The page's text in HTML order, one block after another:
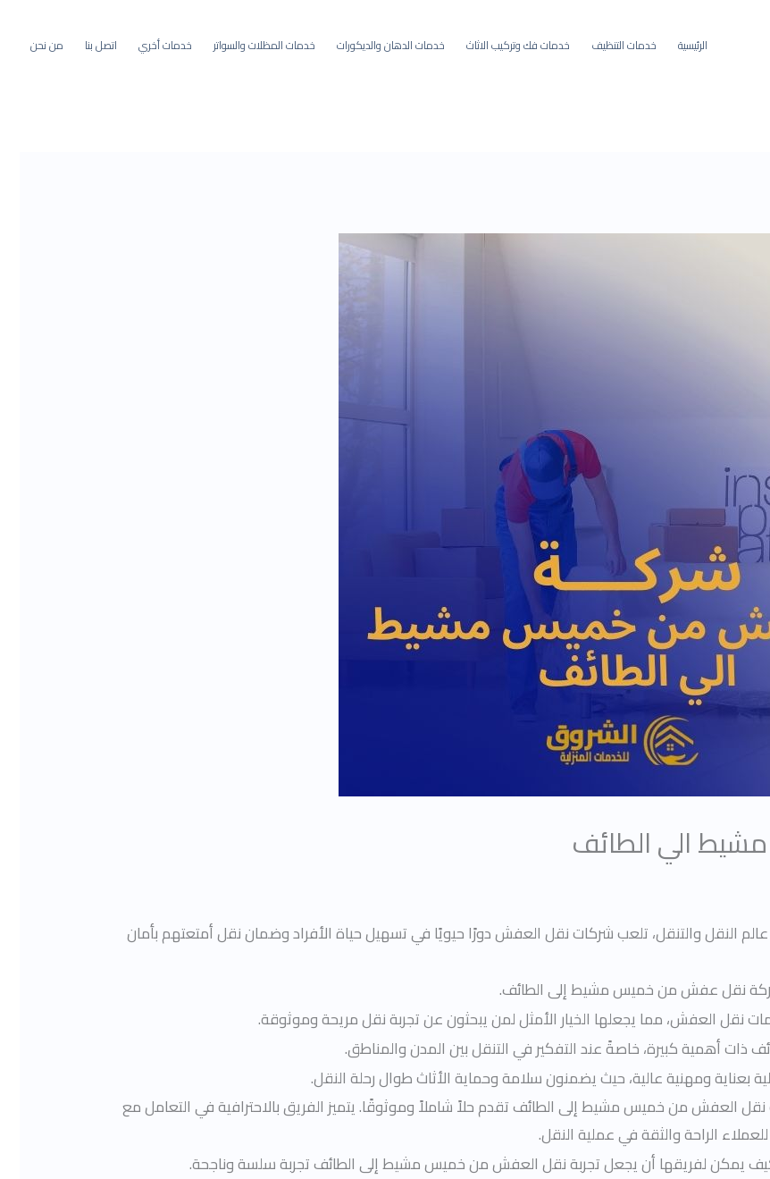
الرئيسية خدمات التنظيف خدمات فك وتركيب الاثاث خدمات الدهان والديكورات خدمات المظلات والسواتر خدمات أخري اتصل بنا من نحن
الي الطائف
النقل والتنقل، تلعب شركات نقل العفش دورًا حيويًا في تسهيل حياة الأفراد وضمان نقل أمتعتهم بأمان
نقل عفش من خميس مشيط إلى الطائف.
نقل العفش، مما يجعلها الخيار الأمثل لمن يبحثون عن تجربة نقل مريحة وموثوقة.
أهمية كبيرة، خاصةً عند التفكير في التنقل بين المدن والمناطق.
ومهنية عالية، حيث يضمنون سلامة وحماية الأثاث طوال رحلة النقل.
العفش من خميس مشيط إلى الطائف تقدم حلاً شاملاً وموثوقًا. يتميز الفريق بالاحترافية في التعامل مع
الراحة والثقة في عملية النقل.
يمكن لفريقها أن يجعل تجربة نقل العفش من خميس مشيط إلى الطائف تجربة سلسة وناجحة.